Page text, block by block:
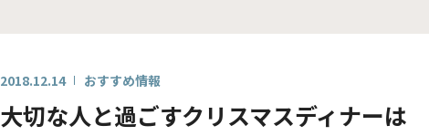
2018.12.14 おすすめ情報
大切な人と過ごすクリスマスディナーは